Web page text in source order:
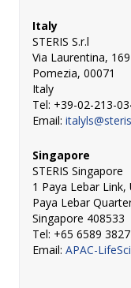
Italy
STERIS S.r.l
Via Laurentina, 169
Pomezia, 00071
Italy
Tel: +39-02-213-
Email:
Singapore
STERIS Singapore
1 Paya Lebar Link,
Paya Lebar
Singapore 408533
Tel: +65 6589 3827
Email: APAC-